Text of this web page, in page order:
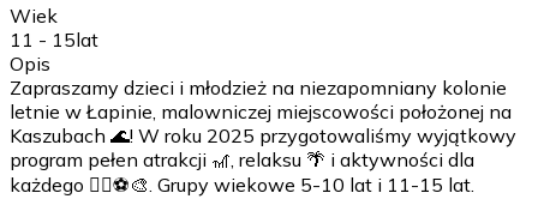
Wiek
11 - 15lat
Opis
Zapraszamy dzieci i młodzież na niezapomniany kolonie
letnie w Łapinie, malowniczej miejscowości położonej na
Kaszubach 🌊! W roku 2025 przygotowaliśmy wyjątkowy
program pełen atrakcji 🎢, relaksu 🌴 i aktywności dla
każdego 🤸‍♀️⚽️🎨. Grupy wiekowe 5-10 lat i 11-15 lat.